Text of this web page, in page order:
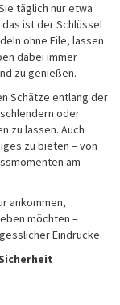
täglich nur etwa
ist der Schlüssel
ohne Eile, lassen
dabei immer
zu genießen.
Schätze entlang der
oder
zu lassen. Auch
zu bieten – von
am
ankommen,
möchten –
Eindrücke.